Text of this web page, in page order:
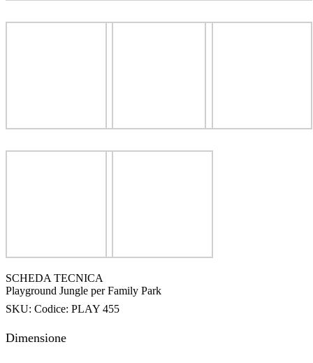
SCHEDA TECNICA
Playground Jungle per Family Park
SKU: Codice: PLAY 455
Dimensione